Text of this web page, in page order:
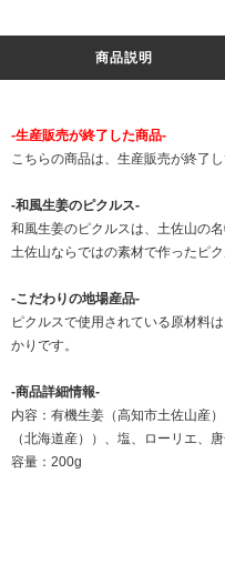
商品説明
-生産販売が終了した商品-
こちらの商品は、生産販売が終了
-和風生姜のピクルス-
和風生姜のピクルスは、土佐山の
土佐山ならではの素材で作ったピ
-こだわりの地場産品-
ピクルスで使用されている原材料
かりです。
-商品詳細情報-
内容：有機生姜（高知市土佐山産
（北海道産））、塩、ローリエ、
容量：200g